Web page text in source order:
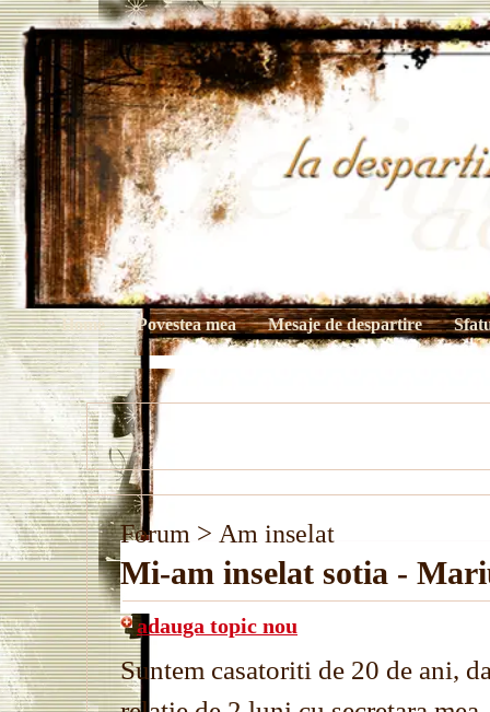
Home Povestea mea Mesaje de despartire
Forum > Am inselat
Mi-am inselat sotia -
adauga topic nou
Suntem casatoriti de 20 de ani,